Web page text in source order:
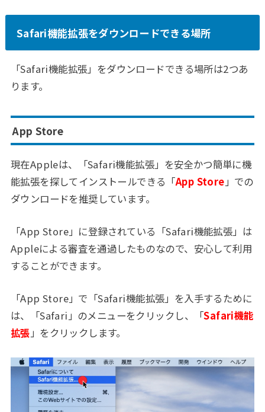
Safari機能拡張をダウンロードできる場所
「Safari機能拡張」をダウンロードできる場所は2つあ
ります。
App Store
現在Appleは、「Safari機能拡張」を安全かつ簡単に機
能拡張を探してインストールできる「App Store 」での
ダウンロードを推奨しています。
「App Store」に登録されている「Safari機能拡張」は
Appleによる審査を通過したものなので、安心して利用
することができます。
「App Store」で「Safari機能拡張」を入手するために
は、「Safari」のメニューをクリックし、「Safari機能
拡張」をクリックします。